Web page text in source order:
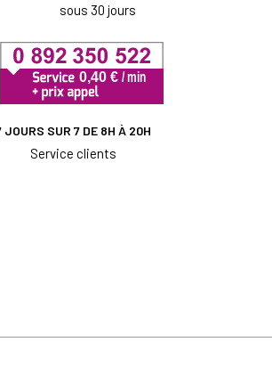
sous 30 jours
JOURS SUR 7 DE 8H À 20H
Service clients